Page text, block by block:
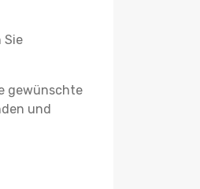
Sie
gewünschte
und